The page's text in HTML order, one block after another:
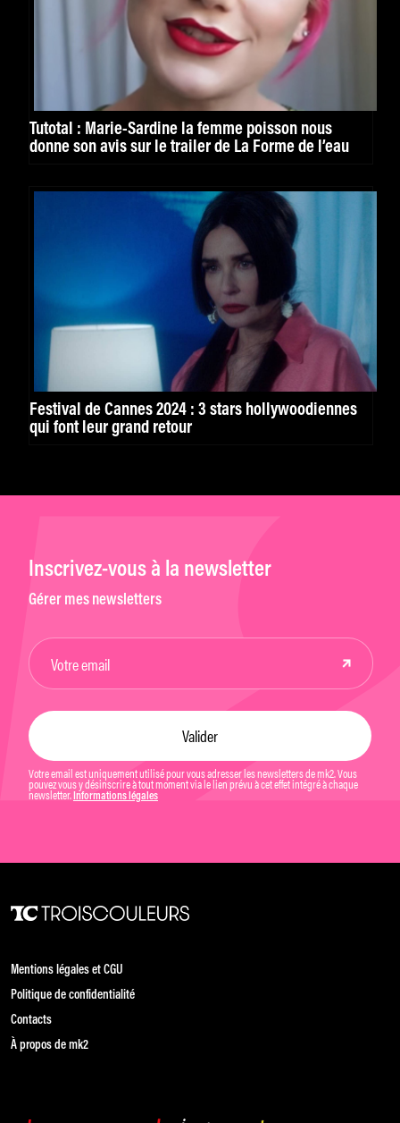
Tutotal : Marie-Sardine la femme poisson nous
donne son avis sur le trailer de La Forme de l’eau
Festival de Cannes 2024 : 3 stars hollywoodiennes
qui font leur grand retour
Inscrivez-vous à la newsletter
Gérer mes newsletters
Votre email est uniquement utilisé pour vous adresser les newsletters de mk2. Vous
pouvez vous y désinscrire à tout moment via le lien prévu à cet effet intégré à chaque
newsletter. Informations légales
Mentions légales et CGU
Politique de confidentialité
Contacts
À propos de mk2